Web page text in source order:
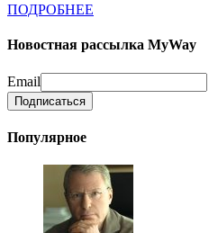
ПОДРОБНЕЕ
Новостная рассылка MyWay
Email
Популярное